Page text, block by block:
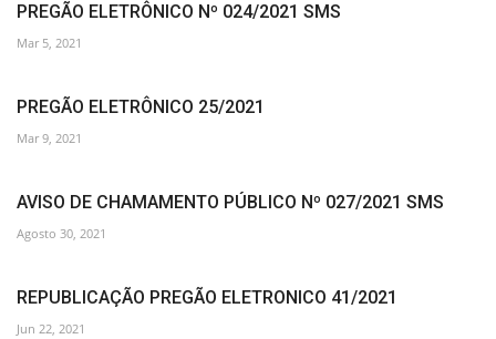
PREGÃO ELETRÔNICO Nº 024/2021 SMS
Mar 5, 2021
PREGÃO ELETRÔNICO 25/2021
Mar 9, 2021
AVISO DE CHAMAMENTO PÚBLICO Nº 027/2021 SMS
Agosto 30, 2021
REPUBLICAÇÃO PREGÃO ELETRONICO 41/2021
Jun 22, 2021